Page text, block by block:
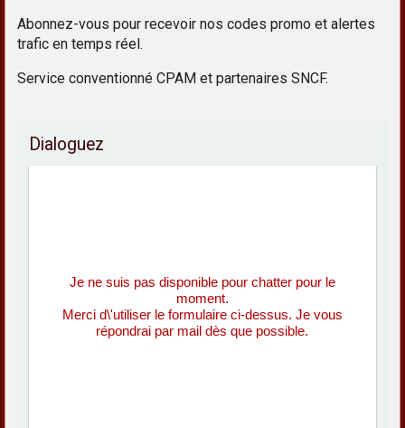
Abonnez-vous pour recevoir nos codes promo et alertes
trafic en temps réel.
Service conventionné CPAM et partenaires SNCF.
Dialoguez
Je ne suis pas disponible pour chatter pour le
moment.
Merci d\'utiliser le formulaire ci-dessus. Je vous
répondrai par mail dès que possible.